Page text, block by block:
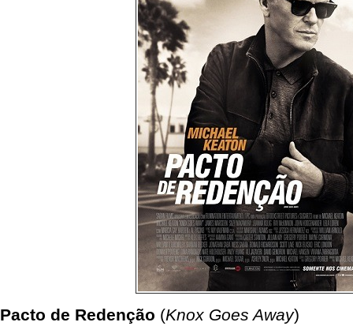
Pacto de Redenção (Knox Goes Away)